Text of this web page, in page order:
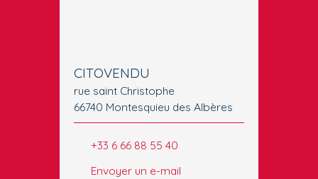
CITOVENDU
rue saint Christophe
66740 Montesquieu des Albères
+33 6 66 88 55 40
Envoyer un e-mail